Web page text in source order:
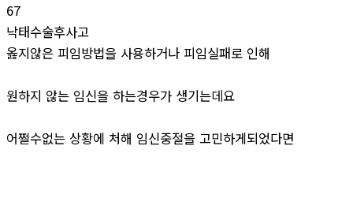
67
낙태수술후사고
옳지않은 피임방법을 사용하거나 피임실패로 인해
원하지 않는 임신을 하는경우가 생기는데요
어쩔수없는 상황에 처해 임신중절을 고민하게되었다면